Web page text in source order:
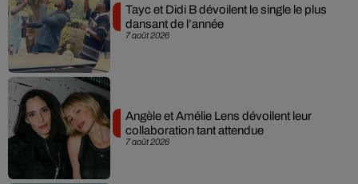
7 août 2026
Tayc et Didi B dévoilent le single le plus
dansant de l’année
7 août 2026
Angèle et Amélie Lens dévoilent leur
collaboration tant attendue